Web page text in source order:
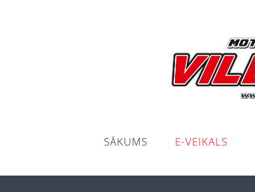
SĀKUMS E-VEIKALS